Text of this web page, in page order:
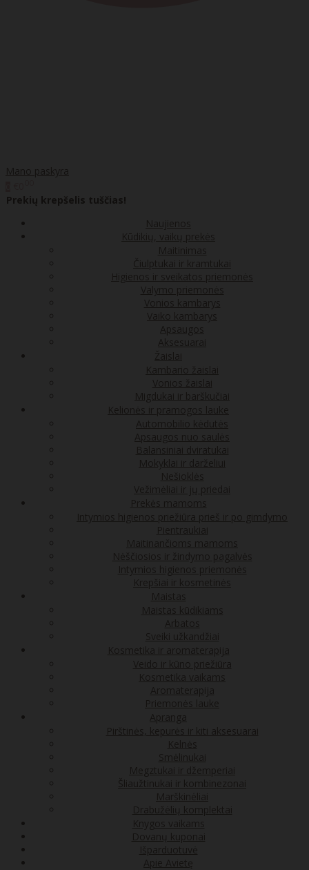
Mano paskyra
Prekių krepšelis tuščias!
Naujienos
Kūdikių, vaikų prekės
Maitinimas
Čiulptukai ir kramtukai
Higienos ir sveikatos priemonės
Valymo priemonės
Vonios kambarys
Vaiko kambarys
Apsaugos
Aksesuarai
Žaislai
Kambario žaislai
Vonios žaislai
Migdukai ir barškučiai
Kelionės ir pramogos lauke
Automobilio kėdutės
Apsaugos nuo saulės
Balansiniai dviratukai
Mokyklai ir darželiui
Nešioklės
Vežimėliai ir jų priedai
Prekės mamoms
Intymios higienos priežiūra prieš ir po gimdymo
Pientraukiai
Maitinančioms mamoms
Nėščiosios ir žindymo pagalvės
Intymios higienos priemonės
Krepšiai ir kosmetinės
Maistas
Maistas kūdikiams
Arbatos
Sveiki užkandžiai
Kosmetika ir aromaterapija
Veido ir kūno priežiūra
Kosmetika vaikams
Aromaterapija
Priemonės lauke
Apranga
Pirštinės, kepurės ir kiti aksesuarai
Kelnės
Smėlinukai
Megztukai ir džemperiai
Šliaužtinukai ir kombinezonai
Marškinėliai
Drabužėlių komplektai
Knygos vaikams
Dovanų kuponai
Išparduotuvė
Apie Avietę